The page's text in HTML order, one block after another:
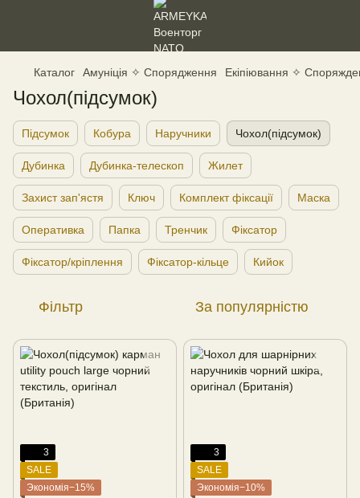
Каталог Амуніція ✧ Спорядження Екіпіювання ✧
Чохол(підсумок)
Підсумок Кобура Наручники Чохол(підсумок)
Дубинка Дубинка-телескоп Жилет
Захист зап'ястя Ключ Комплект фіксації Маска
Оперативка Папка Тренчик Фіксатор
Фіксатор/кріплення Фіксатор-кільце Кийок
Фільтр За популярністю
3
SALE
Экономія−15%
3
SALE
Экономія−10%